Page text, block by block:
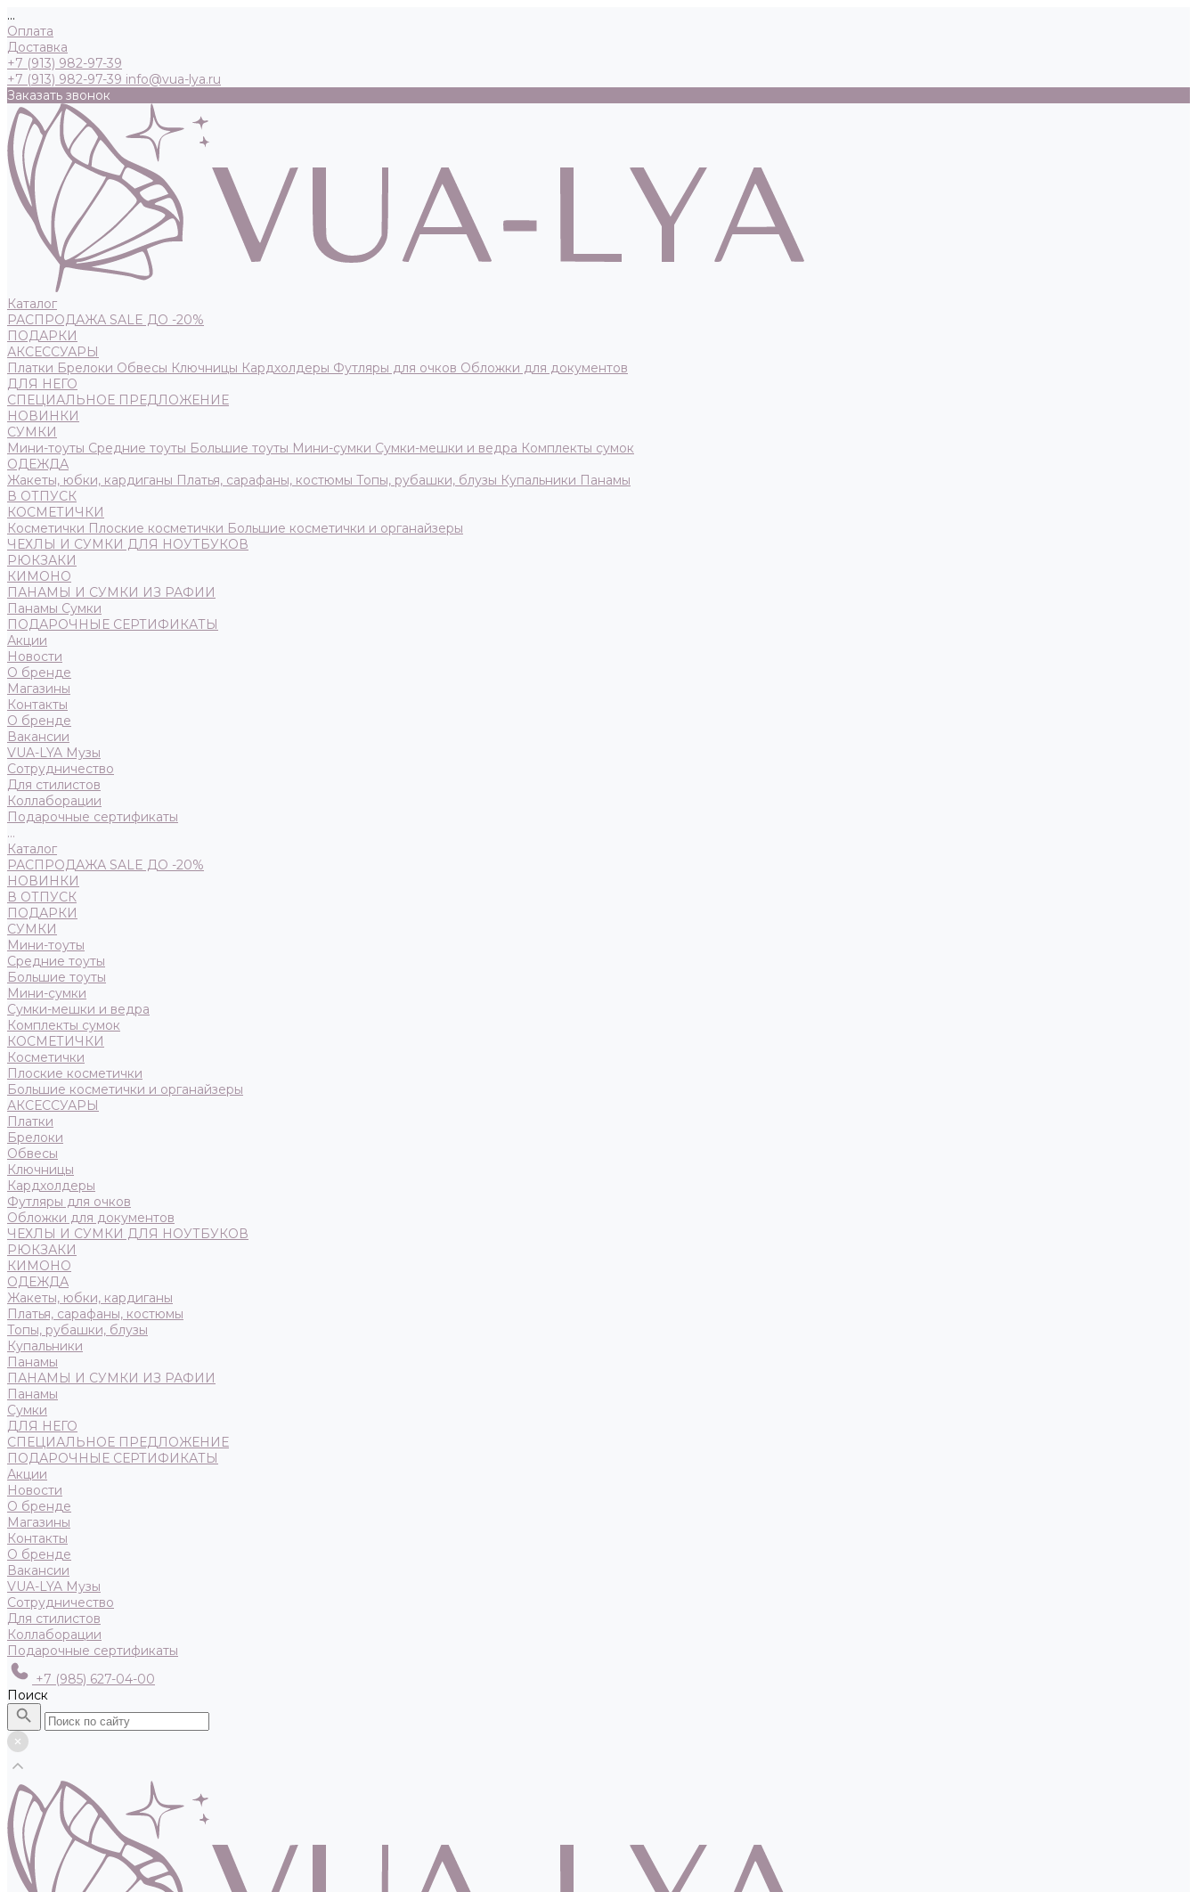
...
Оплата
Доставка
+7 (913) 982-97-39
+7 (913) 982-97-39 info@vua-lya.ru
Заказать звонок
Каталог
РАСПРОДАЖА SALE ДО -20%
ПОДАРКИ
АКСЕССУАРЫ
Платки Брелоки Обвесы Ключницы Кардхолдеры Футляры для очков Обложки для документов
ДЛЯ НЕГО
СПЕЦИАЛЬНОЕ ПРЕДЛОЖЕНИЕ
НОВИНКИ
СУМКИ
Мини-тоуты Средние тоуты Большие тоуты Мини-сумки Сумки-мешки и ведра Комплекты сумок
ОДЕЖДА
Жакеты, юбки, кардиганы Платья, сарафаны, костюмы Топы, рубашки, блузы Купальники Панамы
В ОТПУСК
КОСМЕТИЧКИ
Косметички Плоские косметички Большие косметички и органайзеры
ЧЕХЛЫ И СУМКИ ДЛЯ НОУТБУКОВ
РЮКЗАКИ
КИМОНО
ПАНАМЫ И СУМКИ ИЗ РАФИИ
Панамы Сумки
ПОДАРОЧНЫЕ СЕРТИФИКАТЫ
Акции
Новости
О бренде
Магазины
Контакты
О бренде
Вакансии
VUA-LYA Музы
Сотрудничество
Для стилистов
Коллаборации
Подарочные сертификаты
...
Каталог
РАСПРОДАЖА SALE ДО -20%
НОВИНКИ
В ОТПУСК
ПОДАРКИ
СУМКИ
Мини-тоуты
Средние тоуты
Большие тоуты
Мини-сумки
Сумки-мешки и ведра
Комплекты сумок
КОСМЕТИЧКИ
Косметички
Плоские косметички
Большие косметички и органайзеры
АКСЕССУАРЫ
Платки
Брелоки
Обвесы
Ключницы
Кардхолдеры
Футляры для очков
Обложки для документов
ЧЕХЛЫ И СУМКИ ДЛЯ НОУТБУКОВ
РЮКЗАКИ
КИМОНО
ОДЕЖДА
Жакеты, юбки, кардиганы
Платья, сарафаны, костюмы
Топы, рубашки, блузы
Купальники
Панамы
ПАНАМЫ И СУМКИ ИЗ РАФИИ
Панамы
Сумки
ДЛЯ НЕГО
СПЕЦИАЛЬНОЕ ПРЕДЛОЖЕНИЕ
ПОДАРОЧНЫЕ СЕРТИФИКАТЫ
Акции
Новости
О бренде
Магазины
Контакты
О бренде
Вакансии
VUA-LYA Музы
Сотрудничество
Для стилистов
Коллаборации
Подарочные сертификаты
+7 (985) 627-04-00
Поиск